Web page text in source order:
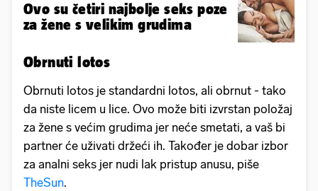
Ovo su četiri najbolje seks poze
za žene s velikim grudima
Obrnuti lotos
Obrnuti lotos je standardni lotos, ali obrnut - tako
da niste licem u lice. Ovo može biti izvrstan položaj
za žene s većim grudima jer neće smetati, a vaš bi
partner će uživati ​​držeći ih. Također je dobar izbor
za analni seks jer nudi lak pristup anusu, piše
TheSun.